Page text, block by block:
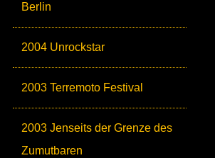
Berlin
2004 Unrockstar
2003 Terremoto Festival
2003 Jenseits der Grenze des
Zumutbaren